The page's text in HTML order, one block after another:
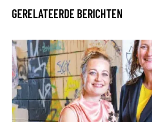
GERELATEERDE BERICHTEN